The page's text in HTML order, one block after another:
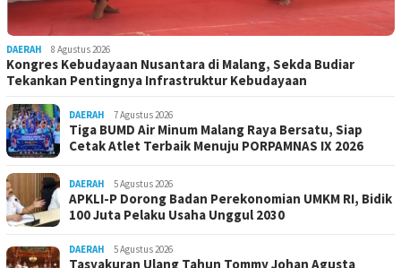
DAERAH 8 Agustus 2026
Kongres Kebudayaan Nusantara di Malang, Sekda Budiar
Tekankan Pentingnya Infrastruktur Kebudayaan
DAERAH 7 Agustus 2026
Tiga BUMD Air Minum Malang Raya Bersatu, Siap
Cetak Atlet Terbaik Menuju PORPAMNAS IX 2026
DAERAH 5 Agustus 2026
APKLI-P Dorong Badan Perekonomian UMKM RI, Bidik
100 Juta Pelaku Usaha Unggul 2030
DAERAH 5 Agustus 2026
Tasyakuran Ulang Tahun Tommy Johan Agusta